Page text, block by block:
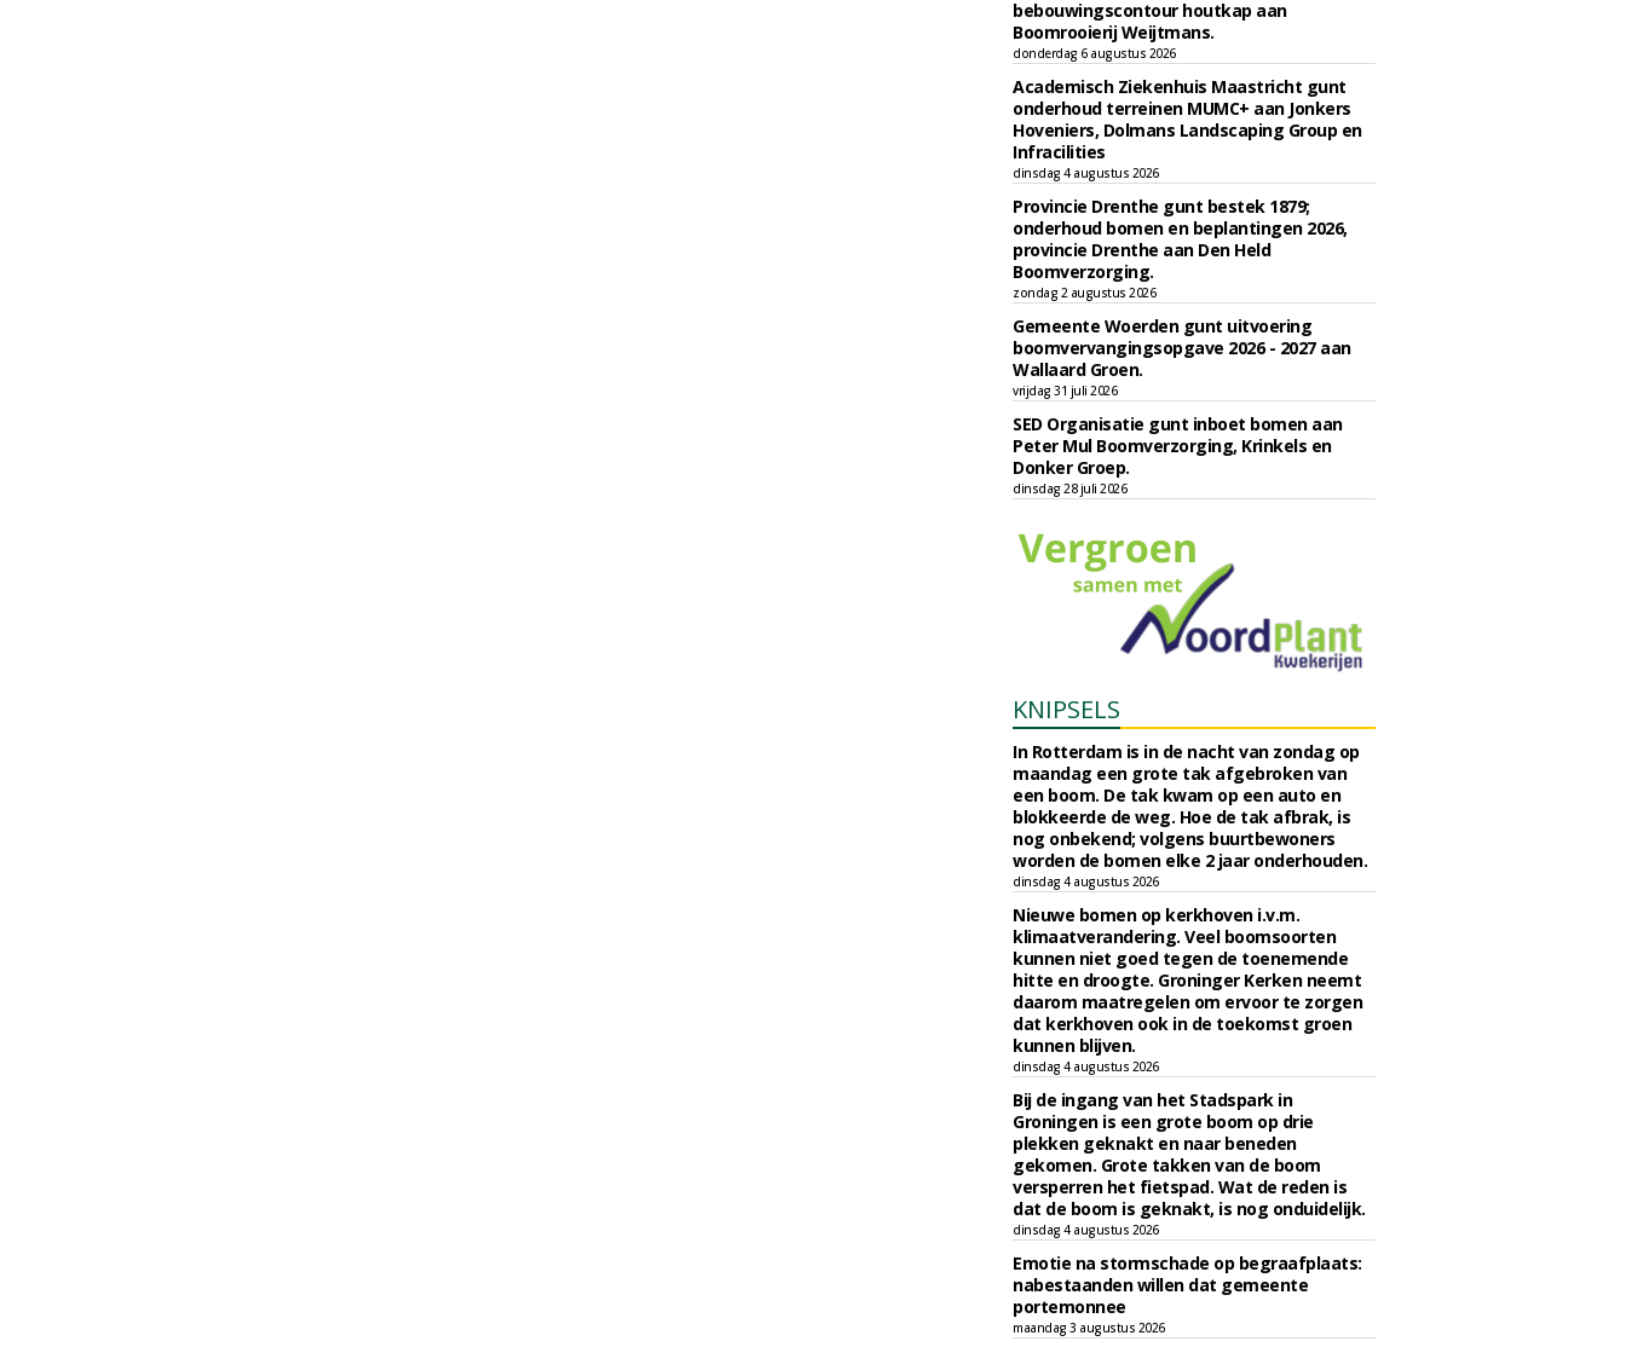
bebouwingscontour houtkap aan
Boomrooierij Weijtmans.
donderdag 6 augustus 2026
Academisch Ziekenhuis Maastricht gunt
onderhoud terreinen MUMC+ aan Jonkers
Hoveniers, Dolmans Landscaping Group en
Infracilities
dinsdag 4 augustus 2026
Provincie Drenthe gunt bestek 1879;
onderhoud bomen en beplantingen 2026,
provincie Drenthe aan Den Held
Boomverzorging.
zondag 2 augustus 2026
Gemeente Woerden gunt uitvoering
boomvervangingsopgave 2026 - 2027 aan
Wallaard Groen.
vrijdag 31 juli 2026
SED Organisatie gunt inboet bomen aan
Peter Mul Boomverzorging, Krinkels en
Donker Groep.
dinsdag 28 juli 2026
KNIPSELS
In Rotterdam is in de nacht van zondag op
maandag een grote tak afgebroken van
een boom. De tak kwam op een auto en
blokkeerde de weg. Hoe de tak afbrak, is
nog onbekend; volgens buurtbewoners
worden de bomen elke 2 jaar onderhouden.
dinsdag 4 augustus 2026
Nieuwe bomen op kerkhoven i.v.m.
klimaatverandering. Veel boomsoorten
kunnen niet goed tegen de toenemende
hitte en droogte. Groninger Kerken neemt
daarom maatregelen om ervoor te zorgen
dat kerkhoven ook in de toekomst groen
kunnen blijven.
dinsdag 4 augustus 2026
Bij de ingang van het Stadspark in
Groningen is een grote boom op drie
plekken geknakt en naar beneden
gekomen. Grote takken van de boom
versperren het fietspad. Wat de reden is
dat de boom is geknakt, is nog onduidelijk.
dinsdag 4 augustus 2026
Emotie na stormschade op begraafplaats:
nabestaanden willen dat gemeente
portemonnee
maandag 3 augustus 2026